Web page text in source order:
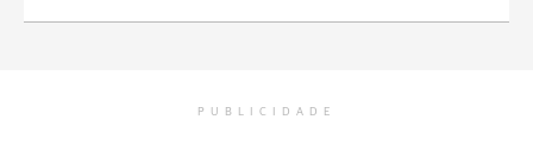
PUBLICIDADE